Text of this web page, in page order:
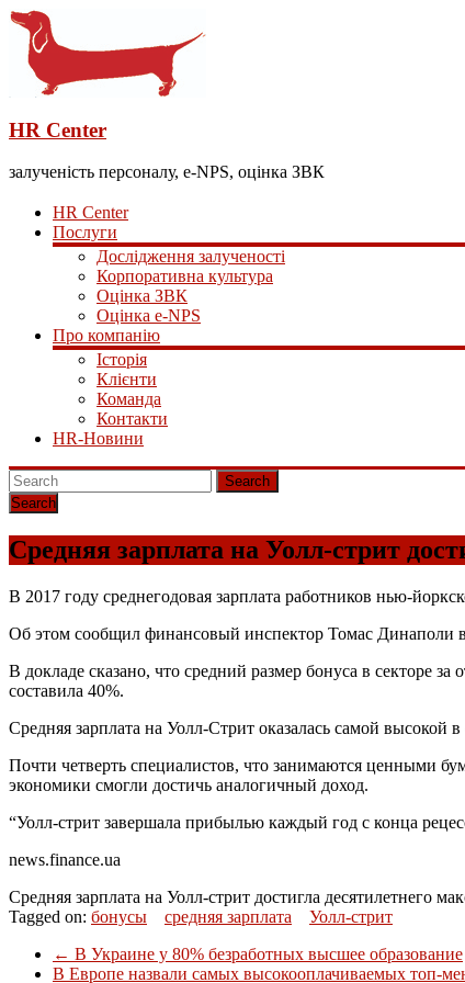
HR Center
залученість персоналу, e-NPS, оцінка ЗВК
HR Center
Послуги
Дослідження залученості
Корпоративна культура
Оцінка ЗВК
Оцінка e-NPS
Про компанію
Історія
Клієнти
Команда
Контакти
HR-Новини
Search
Средняя зарплата на Уолл-стрит
В 2017 году среднегодовая зарплата работников нью-
Об этом сообщил финансовый инспектор Томас Динаполи
В докладе сказано, что средний размер бонуса в секторе
составила 40%.
Средняя зарплата на Уолл-Стрит оказалась самой
Почти четверть специалистов, что занимаются ценными
экономики смогли достичь аналогичный доход.
“Уолл-стрит завершала прибылью каждый год с конца
news.finance.ua
Средняя зарплата на Уолл-стрит достигла десятилетнего
Tagged on: бонусы средняя зарплата
Уолл-стрит
← В Украине у 80% безработных высшее образование
В Европе назвали самых высокооплачиваемых топ-